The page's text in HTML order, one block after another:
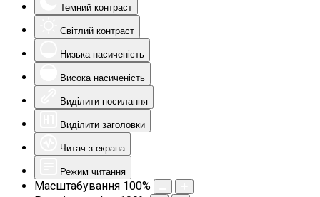
Темний контраст
Світлий контраст
Низька насиченість
Висока насиченість
Виділити посилання
Виділити заголовки
Читач з екрана
Режим читання
Масштабування 100%